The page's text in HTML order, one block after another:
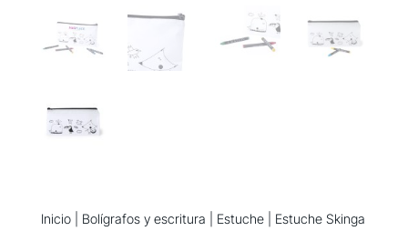
Inicio| Bolígrafos y escritura Estuche| Estuche Skinga